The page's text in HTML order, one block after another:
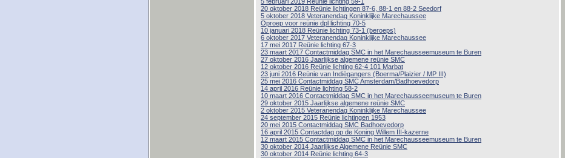
20 oktober 2018 Reünie lichtingen 87-6, 88-1 en 88-2 Seedorf
5 oktober 2018 Veteranendag Koninklijke Marechaussee
Oproep voor reünie dpl lichting 70-5
10 januari 2018 Reünie lichting 73-1 (beroeps)
6 oktober 2017 Veteranendag Koninklijke Marechaussee
17 mei 2017 Reünie lichting 67-3
23 maart 2017 Contactmiddag SMC in het Marechausseemuseum te Buren
27 oktober 2016 Jaarlijkse algemene reünie SMC
12 oktober 2016 Reünie lichting 62-4 101 Marbat
23 juni 2016 Reünie van Indiëgangers (Boerma/Plaizier / MP III)
25 mei 2016 Contactmiddag SMC Amsterdam/Badhoevedorp
14 april 2016 Reünie lichting 58-2
10 maart 2016 Contactmiddag SMC in het Marechausseemuseum te Buren
29 oktober 2015 Jaarlijkse algemene reünie SMC
2 oktober 2015 Veteranendag Koninklijke Marechaussee
24 september 2015 Reünie lichtingen 1953
20 mei 2015 Contactmiddag SMC Badhoevedorp
16 april 2015 Contactdag op de Koning Willem III-kazerne
12 maart 2015 Contactmiddag SMC in het Marechausseemuseum te Buren
30 oktober 2014 Jaarlijkse Algemene Reünie SMC
30 oktober 2014 Reünie lichting 64-3